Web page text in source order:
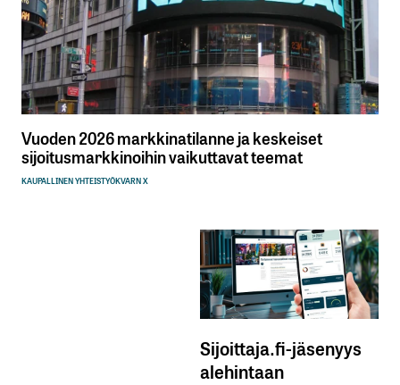
Vuoden 2026 markkinatilanne ja keskeiset
sijoitusmarkkinoihin vaikuttavat teemat
KAUPALLINEN YHTEISTYÖKVARN X
Sijoittaja.fi-jäsenyys
alehintaan